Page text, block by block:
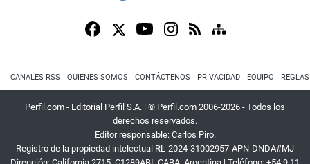
CANALES RSS QUIENES SOMOS CONTÁCTENOS PRIVACIDAD EQUIPO
Perfil.com - Editorial Perfil S.A. | © Perfil.com 2006-2026 - Todos los
derechos reservados.
Editor responsable: Carlos Piro.
Registro de la propiedad intelectual RL-2024-31002957-APN-DNDA#MJ